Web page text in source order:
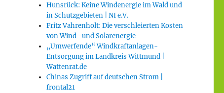
Hunsrück: Keine Windenergie im Wald und
in Schutzgebieten | NI e.V.
Fritz Vahrenholt: Die verschleierten Kosten
von Wind -und Solarenergie
„Umwerfende“ Windkraftanlagen-
Entsorgung im Landkreis Wittmund |
Wattenrat.de
Chinas Zugriff auf deutschen Strom |
frontal21